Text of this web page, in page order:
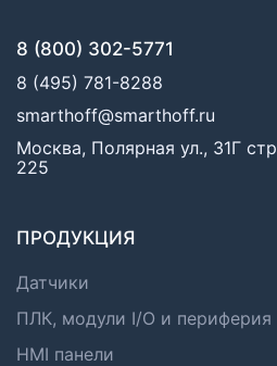
8 (800) 302-5771
8 (495) 781-8288
smarthoff@smarthoff.ru
Москва, Полярная ул., 31Г
225
ПРОДУКЦИЯ
Датчики
ПЛК, модули I/O и периферия
HMI панели